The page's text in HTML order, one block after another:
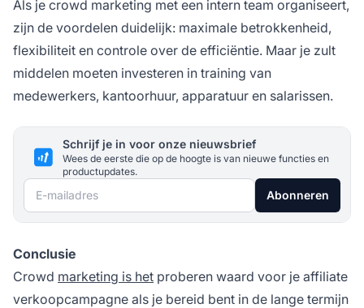
Als je crowd marketing met een intern team organiseert,
zijn de voordelen duidelijk: maximale betrokkenheid,
flexibiliteit en controle over de efficiëntie. Maar je zult
middelen moeten investeren in training van
medewerkers, kantoorhuur, apparatuur en salarissen.
Schrijf je in voor onze nieuwsbrief
Wees de eerste die op de hoogte is van nieuwe functies en
productupdates.
E-mailadres Abonneren
Conclusie
Crowd marketing is het proberen waard voor je affiliate
verkoopcampagne als je bereid bent in de lange termijn